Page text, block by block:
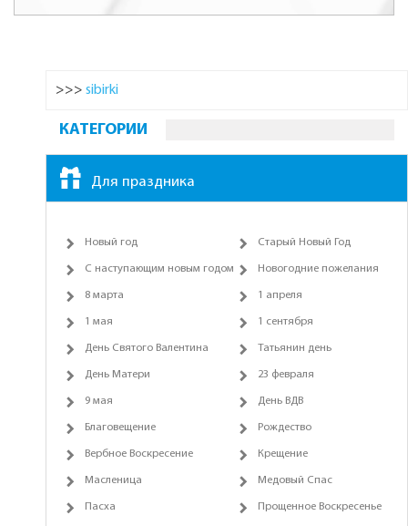
>>> sibirki
КАТЕГОРИИ
Для праздника
Новый год Старый Новый Год
С наступающим новым годом Новогодние пожелания
8 марта 1 апреля
1 мая 1 сентября
День Святого Валентина Татьянин день
День Матери 23 февраля
9 мая День ВДВ
Благовещение Рождество
Вербное Воскресение Крещение
Масленица Медовый Спас
Пасха Прощенное Воскресенье